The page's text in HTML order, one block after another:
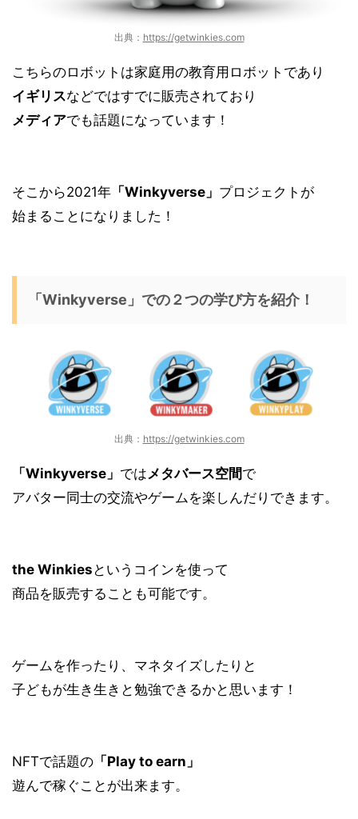
出典： https://getwinkies.com
こちらのロボットは家庭用の教育用ロボットであり
イギリスなどではすでに販売されており
メディアでも話題になっています！
そこから2021年 「Winkyverse」 プロジェクトが
始まることになりました！
「Winkyverse」での２つの学び方を紹介！
出典： https://getwinkies.com
「Winkyverse」 では メタバース空間で
アバター同士の交流やゲームを楽しんだり できます。
the Winkies というコインを使って
商品を販売することも可能です。
ゲームを作ったり 、 マネタイズしたりと
子どもが生き生きと勉強できるかと思います！
NFTで話題の 「Play to earn」
遊んで稼ぐことが出来ます。